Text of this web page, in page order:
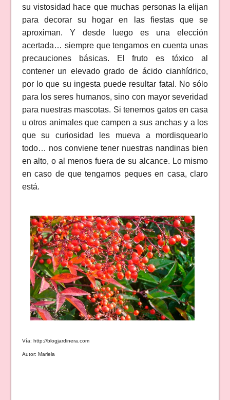
su vistosidad hace que muchas personas la elijan
para decorar su hogar en las fiestas que se
aproximan. Y desde luego es una elección
acertada… siempre que tengamos en cuenta unas
precauciones básicas. El fruto es tóxico al
contener un elevado grado de ácido cianhídrico,
por lo que su ingesta puede resultar fatal. No sólo
para los seres humanos, sino con mayor severidad
para nuestras mascotas. Si tenemos gatos en casa
u otros animales que campen a sus anchas y a los
que su curiosidad les mueva a mordisquearlo
todo… nos conviene tener nuestras nandinas bien
en alto, o al menos fuera de su alcance. Lo mismo
en caso de que tengamos peques en casa, claro
está.
Vía: http://blogjardinera.com
Autor: Mariela